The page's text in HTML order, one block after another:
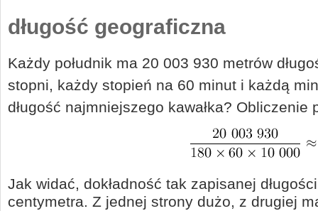
długość geograficzna
Każdy południk ma 20 003 930 metrów
stopni, każdy stopień na 60 minut i każdą
długość najmniejszego kawałka? Obliczenie
Jak widać, dokładność tak zapisanej
centymetra. Z jednej strony dużo, z drugiej